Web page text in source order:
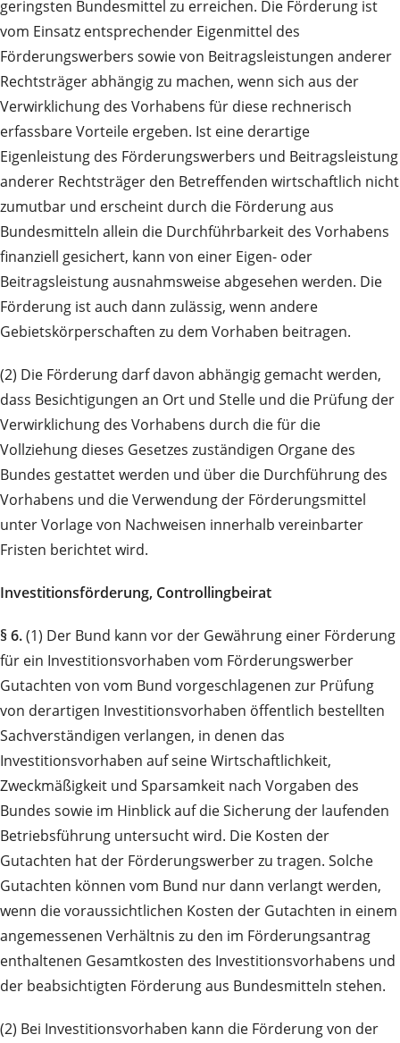
geringsten Bundesmittel zu erreichen. Die Förderung ist
vom Einsatz entsprechender Eigenmittel des
Förderungswerbers sowie von Beitragsleistungen anderer
Rechtsträger abhängig zu machen, wenn sich aus der
Verwirklichung des Vorhabens für diese rechnerisch
erfassbare Vorteile ergeben. Ist eine derartige
Eigenleistung des Förderungswerbers und Beitragsleistung
anderer Rechtsträger den Betreffenden wirtschaftlich nicht
zumutbar und erscheint durch die Förderung aus
Bundesmitteln allein die Durchführbarkeit des Vorhabens
finanziell gesichert, kann von einer Eigen- oder
Beitragsleistung ausnahmsweise abgesehen werden. Die
Förderung ist auch dann zulässig, wenn andere
Gebietskörperschaften zu dem Vorhaben beitragen.
(2) Die Förderung darf davon abhängig gemacht werden,
dass Besichtigungen an Ort und Stelle und die Prüfung der
Verwirklichung des Vorhabens durch die für die
Vollziehung dieses Gesetzes zuständigen Organe des
Bundes gestattet werden und über die Durchführung des
Vorhabens und die Verwendung der Förderungsmittel
unter Vorlage von Nachweisen innerhalb vereinbarter
Fristen berichtet wird.
Investitionsförderung, Controllingbeirat
§ 6.(1) Der Bund kann vor der Gewährung einer Förderung
für ein Investitionsvorhaben vom Förderungswerber
Gutachten von vom Bund vorgeschlagenen zur Prüfung
von derartigen Investitionsvorhaben öffentlich bestellten
Sachverständigen verlangen, in denen das
Investitionsvorhaben auf seine Wirtschaftlichkeit,
Zweckmäßigkeit und Sparsamkeit nach Vorgaben des
Bundes sowie im Hinblick auf die Sicherung der laufenden
Betriebsführung untersucht wird. Die Kosten der
Gutachten hat der Förderungswerber zu tragen. Solche
Gutachten können vom Bund nur dann verlangt werden,
wenn die voraussichtlichen Kosten der Gutachten in einem
angemessenen Verhältnis zu den im Förderungsantrag
enthaltenen Gesamtkosten des Investitionsvorhabens und
der beabsichtigten Förderung aus Bundesmitteln stehen.
(2) Bei Investitionsvorhaben kann die Förderung von der